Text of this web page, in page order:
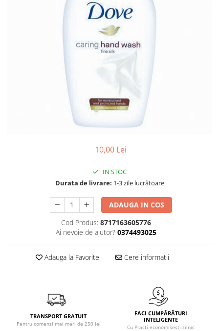
Detergent pardoseala
Echipamente de curăţenie
Folie aluminiu,folie alimentara
Solutie de indepartat rugina si
Indepartarea parului
Pachete de cadouri
Produse pentru curatarea tenului
Sapun lichid, sapun
Tratament pentru par, conditioner
pentru par, masca de par
Vata demachianta
10,00 Lei
IN STOC
Durata de livrare: 1-3 zile lucrătoare
ADAUGA IN COS
Cod Produs: 8717163605776
Ai nevoie de ajutor? 0374493025
Adauga la Favorite Cere informatii
TRANSPORT GRATUIT
Pentru comenzi mai mari de 250 lei
FACI CUMPĂRĂTURI
INTELIGENTE
Cu Practi economisești zilnic